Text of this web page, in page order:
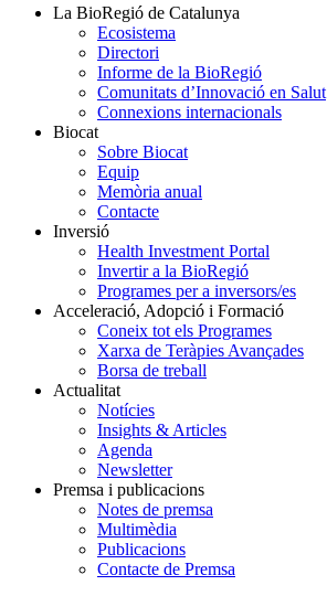
La BioRegió de Catalunya
Ecosistema
Directori
Informe de la BioRegió
Comunitats d’Innovació en Salut
Connexions internacionals
Biocat
Sobre Biocat
Equip
Memòria anual
Contacte
Inversió
Health Investment Portal
Invertir a la BioRegió
Programes per a inversors/es
Acceleració, Adopció i Formació
Coneix tot els Programes
Xarxa de Teràpies Avançades
Borsa de treball
Actualitat
Notícies
Insights & Articles
Agenda
Newsletter
Premsa i publicacions
Notes de premsa
Multimèdia
Publicacions
Contacte de Premsa